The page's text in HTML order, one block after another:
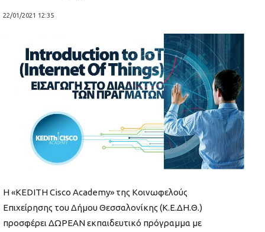
22/01/2021 12:35
Η «KEDITH Cisco Academy» της Κοινωφελούς
Επιχείρησης του Δήμου Θεσσαλονίκης (Κ.Ε.ΔΗ.Θ.)
προσφέρει ΔΩΡΕΑΝ εκπαιδευτικό πρόγραμμα με